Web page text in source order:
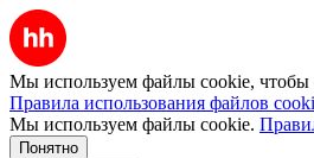
Мы используем файлы cookie, чтобы
Правила использования файлов
Мы используем файлы cookie.
Понятно